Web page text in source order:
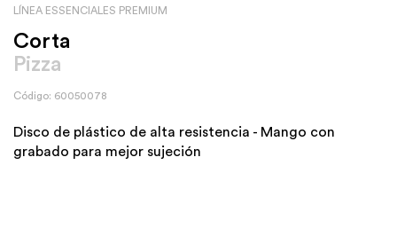
LÍNEA ESSENCIALES PREMIUM
Corta
Pizza
Código: 60050078
Disco de plástico de alta resistencia - Mango con
grabado para mejor sujeción